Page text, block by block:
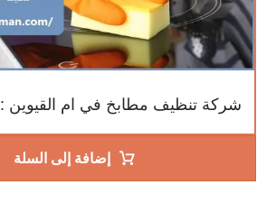
شركة تنظيف مطابخ في ام القيوين : 0501640311
إضافة إلى السلة